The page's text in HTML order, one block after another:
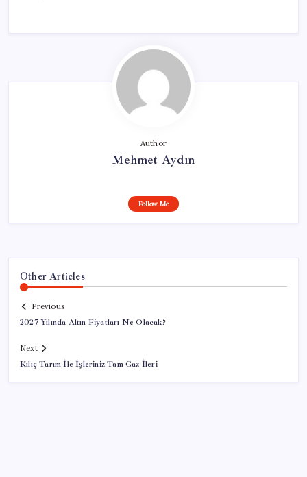
Author
Mehmet Aydın
Follow Me
Other Articles
Previous
2027 Yılında Altın Fiyatları Ne Olacak?
Next
Kılıç Tarım İle İşleriniz Tam Gaz İleri